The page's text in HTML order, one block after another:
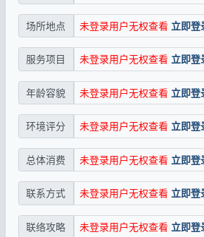
场所地点 未登录用户无权查看 立即登
服务项目 未登录用户无权查看 立即登
年龄容貌 未登录用户无权查看 立即登
环境评分 未登录用户无权查看 立即登
总体消费 未登录用户无权查看 立即登
联系方式 未登录用户无权查看 立即登
联络攻略 未登录用户无权查看 立即登